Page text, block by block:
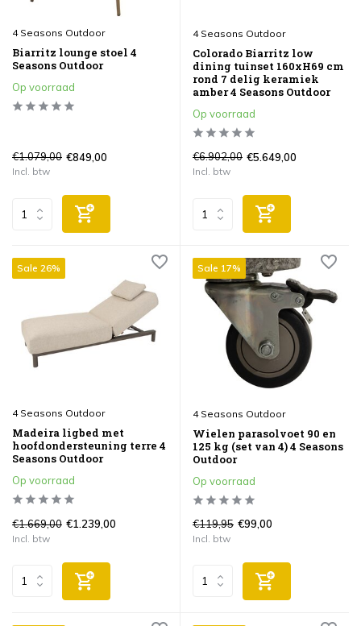
4 Seasons Outdoor
Biarritz lounge stoel 4
Seasons Outdoor
Op voorraad
€1.079,00 €849,00
Incl. btw
4 Seasons Outdoor
Colorado Biarritz low
dining tuinset 160xH69 cm
rond 7 delig keramiek
amber 4 Seasons Outdoor
Op voorraad
€6.902,00 €5.649,00
Incl. btw
Sale 26%
4 Seasons Outdoor
Madeira ligbed met
hoofdondersteuning terre 4
Seasons Outdoor
Op voorraad
€1.669,00 €1.239,00
Incl. btw
Sale 17%
4 Seasons Outdoor
Wielen parasolvoet 90 en
125 kg (set van 4) 4 Seasons
Outdoor
Op voorraad
€119,95 €99,00
Incl. btw